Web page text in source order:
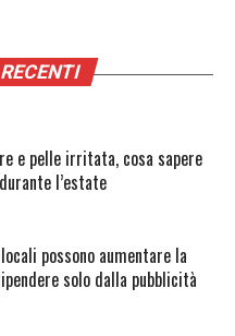
e pelle irritata, cosa sapere
l’estate
possono aumentare la
solo dalla pubblicità